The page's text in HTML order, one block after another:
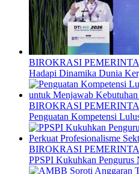
BIROKRASI
Hadapi Dinamika Dunia
BIROKRASI
Penguatan Kompetensi
BIROKRASI
PPSPI Kukuhkan